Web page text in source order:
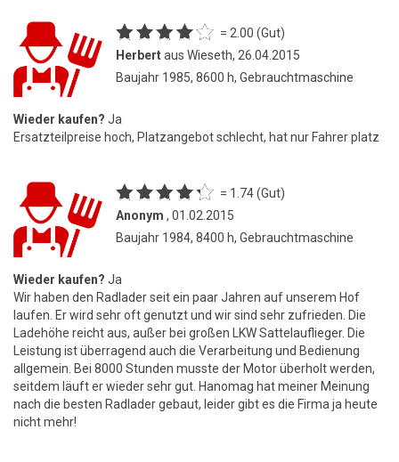
= 2.00 (Gut)
Herbertaus Wieseth, 26.04.2015
Baujahr 1985, 8600 h, Gebrauchtmaschine
Wieder kaufen? Ja
Ersatzteilpreise hoch, Platzangebot schlecht, hat nur Fahrer platz
= 1.74 (Gut)
Anonym , 01.02.2015
Baujahr 1984, 8400 h, Gebrauchtmaschine
Wieder kaufen? Ja
Wir haben den Radlader seit ein paar Jahren auf unserem Hof
laufen. Er wird sehr oft genutzt und wir sind sehr zufrieden. Die
Ladehöhe reicht aus, außer bei großen LKW Sattelauflieger. Die
Leistung ist überragend auch die Verarbeitung und Bedienung
allgemein. Bei 8000 Stunden musste der Motor überholt werden,
seitdem läuft er wieder sehr gut. Hanomag hat meiner Meinung
nach die besten Radlader gebaut, leider gibt es die Firma ja heute
nicht mehr!